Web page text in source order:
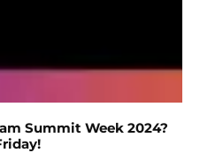
Summit Week 2024?